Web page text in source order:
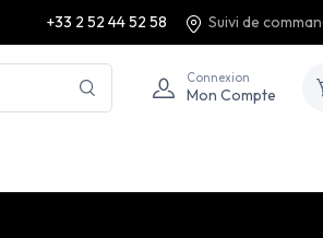
+33 2 52 44 52 58 Suivi de
Connexion
Mon Compte